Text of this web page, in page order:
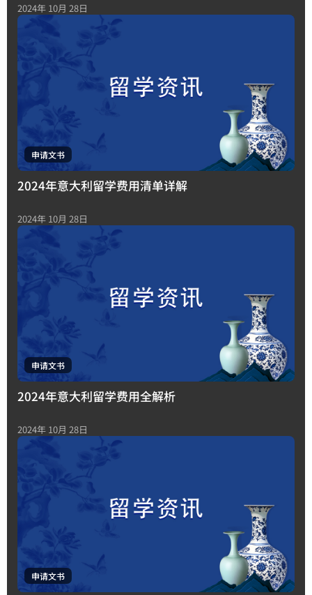
2024年 10月 28日
申请文书
2024年意大利留学费用清单详解
2024年 10月 28日
申请文书
2024年意大利留学费用全解析
2024年 10月 28日
申请文书